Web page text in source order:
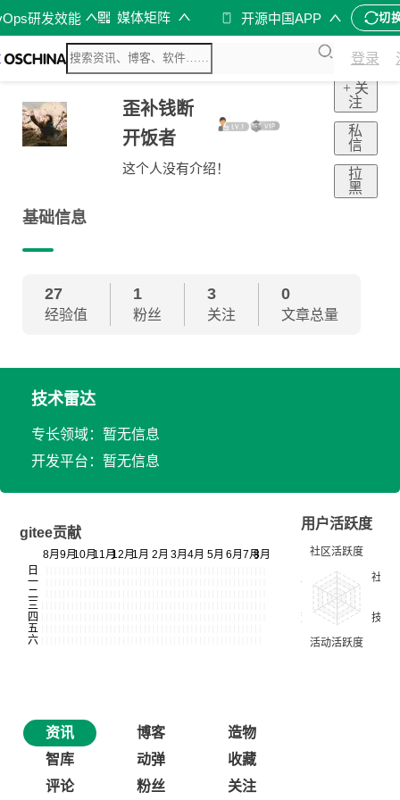
研发效能 媒体矩阵 开源中国APP 切
登录
歪补钱断
开饭者
这个人没有介绍！
+ 关
注
私
信
拉
黑
基础信息
27
经验值
1
粉丝
3
关注
0
文章总量
技术雷达
专长领域：暂无信息
开发平台：暂无信息
gitee贡献
用户活跃度
资讯 博客
造物
智库
动弹
收藏
评论
粉丝 关注